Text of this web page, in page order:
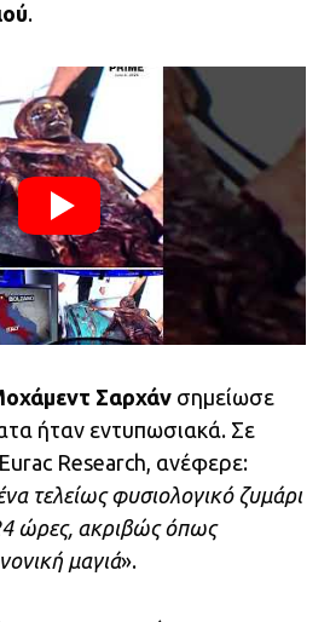
.
Σαρχάν σημείωσε
ήταν εντυπωσιακά. Σε
Research, ανέφερε:
τελείως φυσιολογικό ζυμάρι
ώρες, ακριβώς όπως
μαγιά».